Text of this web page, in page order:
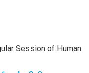
Session of Human